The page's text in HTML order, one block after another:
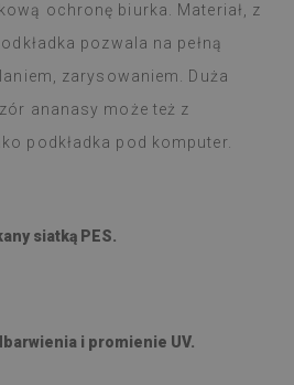
ochronę biurka. Materiał, z
pozwala na pełną
zarysowaniem. Duża
ananasy może też z
podkładka pod komputer.
siatką PES.
i promienie UV.